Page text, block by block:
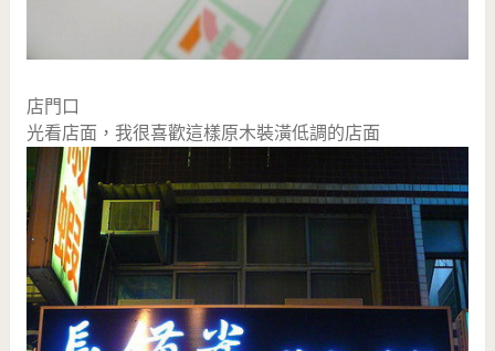
店門口
光看店面，我很喜歡這樣原木裝潢低調的店面